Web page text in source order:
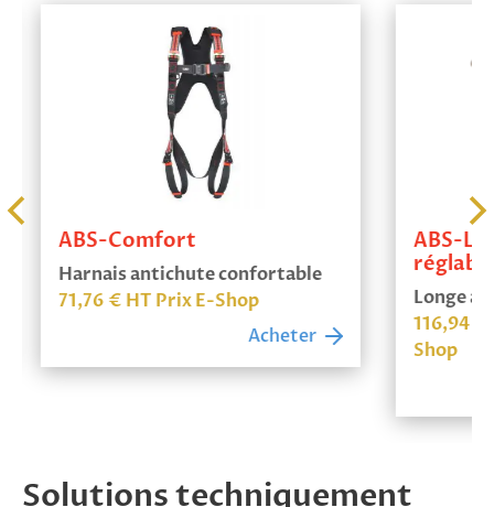
ABS-Comfort
Harnais antichute confortable
71,76 € HT Prix E-Shop
Acheter
ABS-
Longe
116,94
Shop
Solutions techniquement